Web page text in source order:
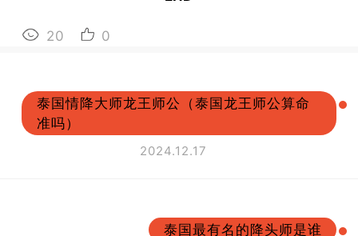
20 0
泰国情降大师龙王师公（泰国龙王师公算命
准吗）
2024.12.17
泰国最有名的降头师是谁